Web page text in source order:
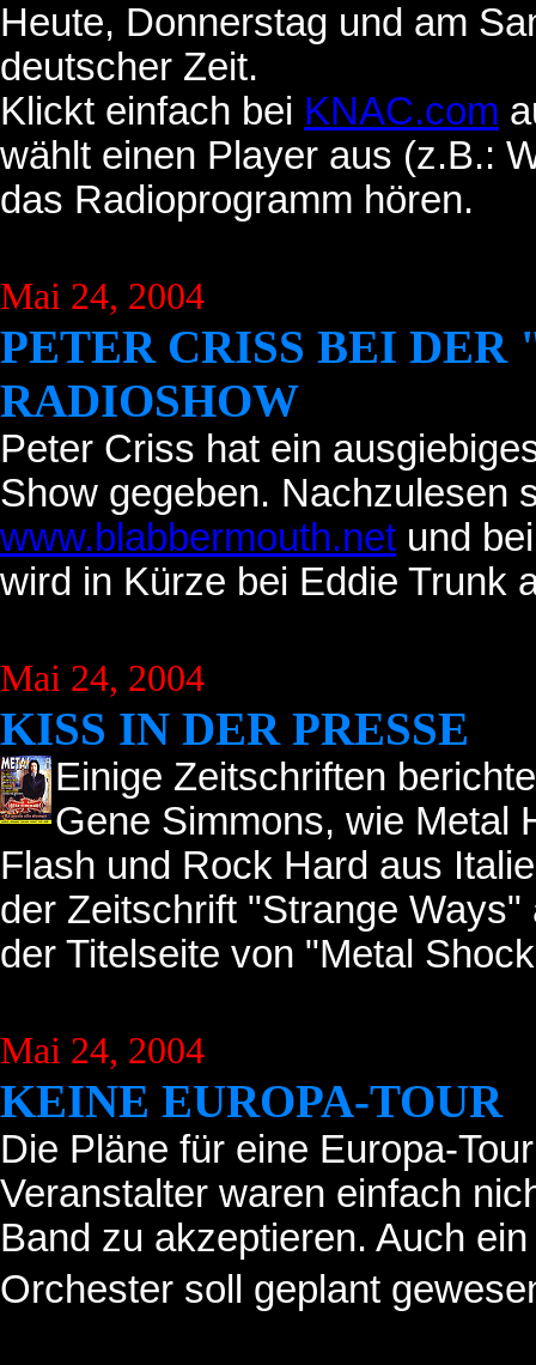
Heute, Donnerstag und am
deutscher Zeit.
Klickt einfach bei KNAC.com
wählt einen Player aus (z.B.:
das Radioprogramm hören.
Mai 24, 2004
PETER CRISS BEI
RADIOSHOW
Peter Criss hat ein
Show gegeben. Nachzulesen
www.blabbermouth.net und
wird in Kürze bei Eddie Trunk
Mai 24, 2004
KISS IN DER PRESSE
Einige Zeitschriften
Gene Simmons, wie Metal
Flash und Rock Hard aus
der Zeitschrift "Strange
der Titelseite von "Metal
Mai 24, 2004
KEINE EUROPA-TOUR
Die Pläne für eine Europa-
Veranstalter waren einfach
Band zu akzeptieren. Auch
Orchester soll geplant